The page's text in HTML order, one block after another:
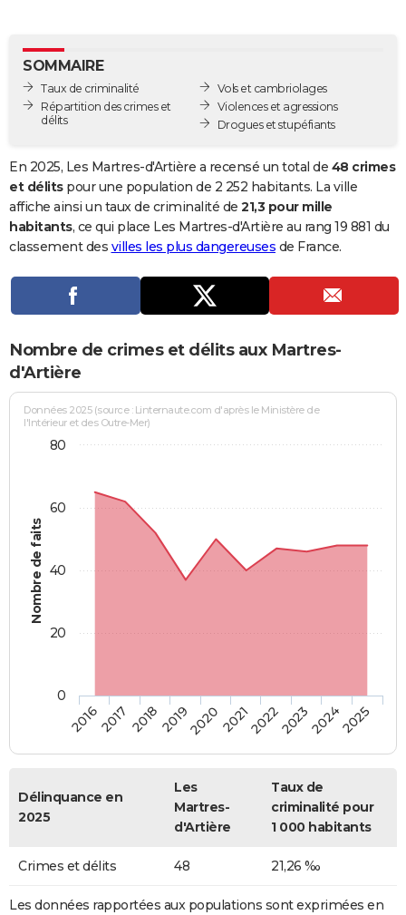
GUIDES D'ACHAT
BONS PLANS
Carte de Noël
Carte Bonne année
Carte Saint-Valentin
Carte Pâques
Carte d'anniversaire
DICTIONNAIRE
Dictionnaire
Biographies
Citations
Expressions
Proverbes
PROGRAMME TV
COPAINS D'AVANT
S'inscrire
Se connecter
Lycées
Collèges
Primaires
Universités
Entreprises
Service militaire
Avis de recherche
AVIS DE DÉCÈS
FORUM
Bricolage
Lifestyle
Culture
Sport
Auto
Television
Voyage
Cinema
SOMMAIRE
Taux de criminalité
Répartition des crimes et
délits
Vols et cambriolages
Violences et agressions
Drogues et stupéfiants
En 2025, Les Martres-d'Artière a recensé un total de 48 crimes
et délitspour une population de 2 252 habitants. La ville
affiche ainsi un taux de criminalité de 21,3 pour mille
habitants, ce qui place Les Martres-d'Artière au rang 19 881 du
classement des villes les plus dangereuses de France.
Nombre de crimes et délits aux Martres-
d'Artière
Nombre de faits
Données 2025 (source : Linternaute.com d'après le Ministère de
l'Intérieur et des Outre-Mer)
20162017 20182019202020212022202320242025
0
20
40
60
80
Délinquance en
2025
Les
Martres-
d'Artière
Taux de
criminalité pour
1 000 habitants
Crimes et délits 48 21,26 ‰
Les données rapportées aux populations sont exprimées en